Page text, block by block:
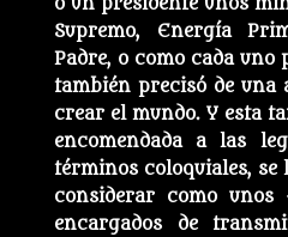
o un presidente unos
Supremo, Energía
Padre, o como cada uno
también precisó de una
crear el mundo. Y esta
encomendada a las
términos coloquiales, se
considerar como unos
encargados de